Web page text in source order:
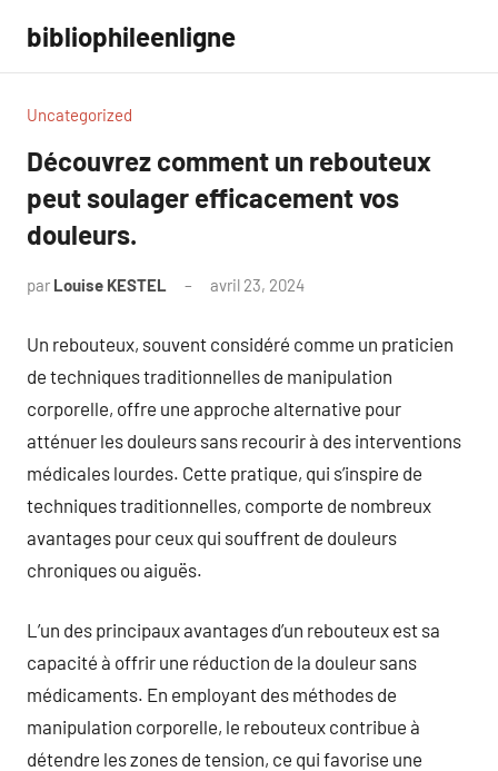
contenu
bibliophileenligne
Uncategorized
Découvrez comment un rebouteux
peut soulager efficacement vos
douleurs.
par Louise KESTEL avril 23, 2024
Un rebouteux, souvent considéré comme un praticien
de techniques traditionnelles de manipulation
corporelle, offre une approche alternative pour
atténuer les douleurs sans recourir à des interventions
médicales lourdes. Cette pratique, qui s’inspire de
techniques traditionnelles, comporte de nombreux
avantages pour ceux qui souffrent de douleurs
chroniques ou aiguës.
L’un des principaux avantages d’un rebouteux est sa
capacité à offrir une réduction de la douleur sans
médicaments. En employant des méthodes de
manipulation corporelle, le rebouteux contribue à
détendre les zones de tension, ce qui favorise une